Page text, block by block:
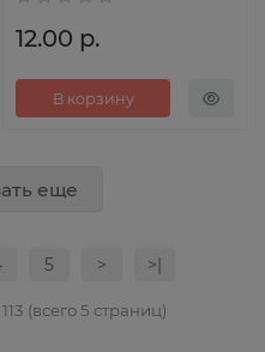
12.00 р.
В корзину
еще
5 > >|
(всего 5 страниц)